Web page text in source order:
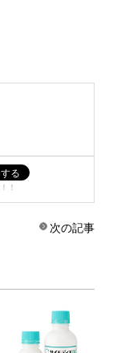
！
次の記事